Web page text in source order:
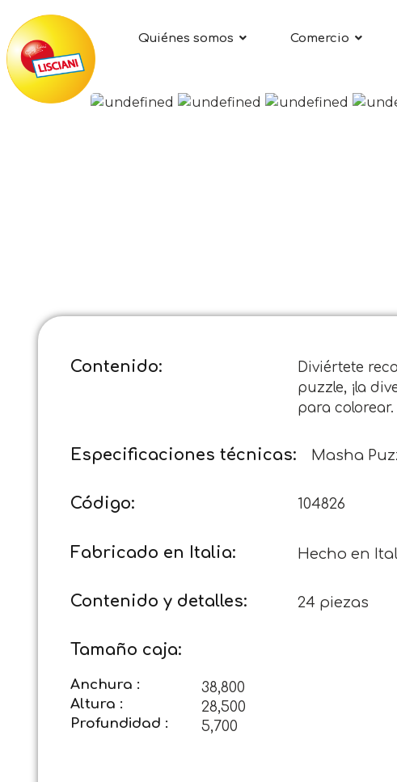
Quiénes somos Comercio
Contenido:
Diviértete
puzzle, ¡la
para colorear.
Especificaciones técnicas: Masha
Código: 104826
Fabricado en Italia: Hecho en
Contenido y detalles: 24 piezas
Tamaño caja:
Anchura : 38,800
Altura : 28,500
Profundidad : 5,700